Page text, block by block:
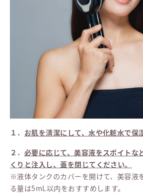
１． お肌を清潔にして、水や化粧水で保
２． 必要に応じて、美容液をスポイトな
くりと注入し、蓋を閉じてください。
※液体タンクのカバーを開けて、美容液
る量は5mL以内をおすすめします。